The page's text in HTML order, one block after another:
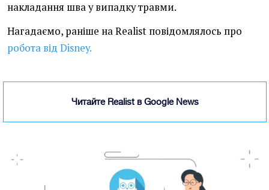
накладання шва у випадку травми.
Нагадаємо, раніше на Realist повідомлялось про
робота від Disney.
Читайте Realist в Google News